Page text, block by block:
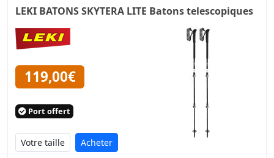
LEKI BATONS SKYTERA LITE Batons telescopiques
119,00€
Port offert
Acheter